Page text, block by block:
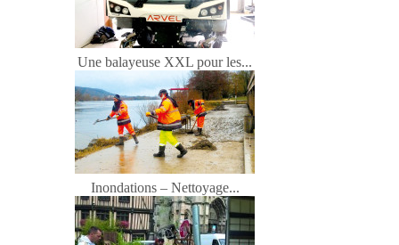
Une balayeuse XXL pour les...
Inondations – Nettoyage...